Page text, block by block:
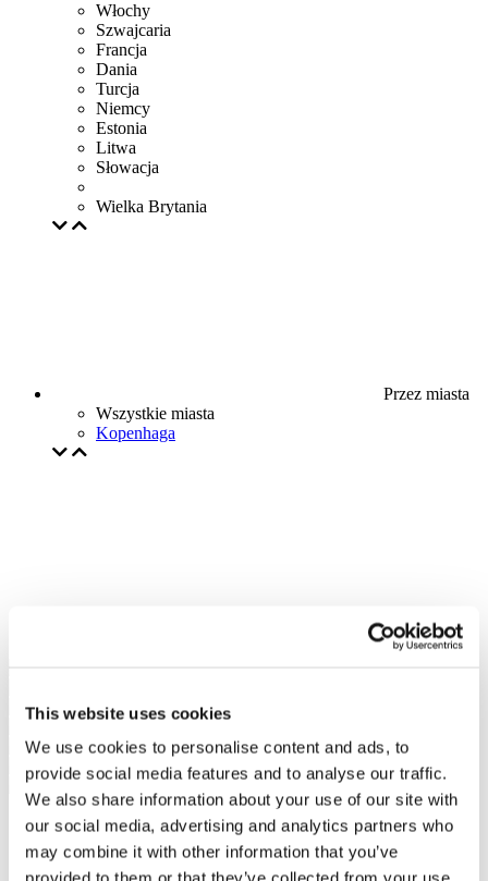
This website uses cookies
We use cookies to personalise content and ads, to
provide social media features and to analyse our traffic.
We also share information about your use of our site with
our social media, advertising and analytics partners who
may combine it with other information that you’ve
Włochy
Szwajcaria
Francja
Dania
Turcja
Niemcy
Estonia
Litwa
Słowacja
Wielka Brytania
Przez miasta
Wszystkie miasta
Kopenhaga